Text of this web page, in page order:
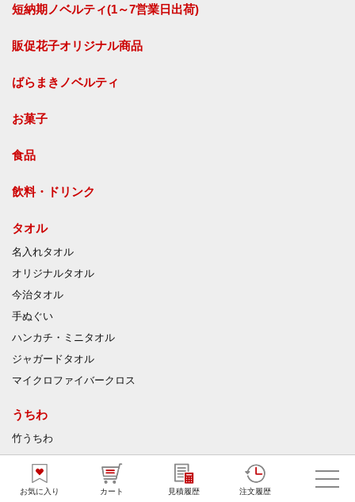
お気に入り カート 見積履歴 注文履歴
短納期ノベルティ(1～7営業日出荷)
販促花子オリジナル商品
ばらまきノベルティ
お菓子
食品
飲料・ドリンク
タオル
名入れタオル
オリジナルタオル
今治タオル
手ぬぐい
ハンカチ・ミニタオル
ジャガードタオル
マイクロファイバークロス
うちわ
竹うちわ